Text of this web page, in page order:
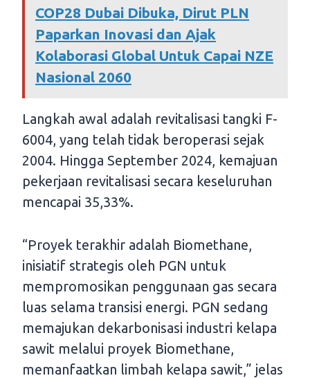
COP28 Dubai Dibuka, Dirut PLN
Paparkan Inovasi dan Ajak
Kolaborasi Global Untuk Capai NZE
Nasional 2060
Langkah awal adalah revitalisasi tangki F-
6004, yang telah tidak beroperasi sejak
2004. Hingga September 2024, kemajuan
pekerjaan revitalisasi secara keseluruhan
mencapai 35,33%.
“Proyek terakhir adalah Biomethane,
inisiatif strategis oleh PGN untuk
mempromosikan penggunaan gas secara
luas selama transisi energi. PGN sedang
memajukan dekarbonisasi industri kelapa
sawit melalui proyek Biomethane,
memanfaatkan limbah kelapa sawit,” jelas